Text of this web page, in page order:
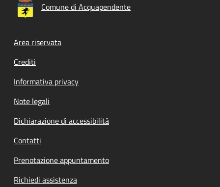
Comune di Acquapendente
Footer menu
Area riservata
Crediti
Informativa privacy
Note legali
Dichiarazione di accessibilità
Contatti
Prenotazione appuntamento
Richiedi assistenza